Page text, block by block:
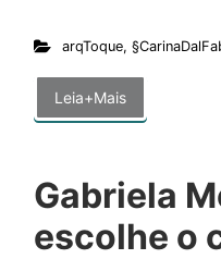
arqToque,
Leia+Mais
Gabriela
escolhe o